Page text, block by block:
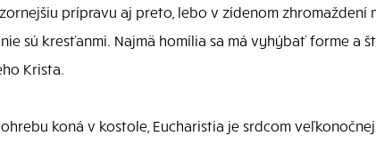
prípravu aj preto, lebo v zídenom zhromaždení
sú kresťanmi. Najmä homília sa má vyhýbať forme a
Krista.
koná v kostole, Eucharistia je srdcom